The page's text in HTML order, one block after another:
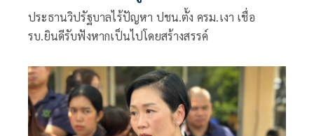
ประธานวิปรัฐบาลไร้ปัญหา ปชน.ตั้ง ครม.เงา เชื่อ
รบ.ยินดีรับฟังหากเป็นไปโดยสร้างสรรค์